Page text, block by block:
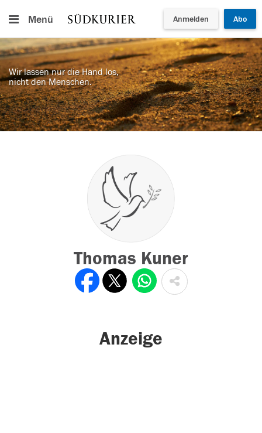
Menü Anmelden Abo
Wir lassen nur die Hand los,
nicht den Menschen.
Thomas Kuner
Anzeige